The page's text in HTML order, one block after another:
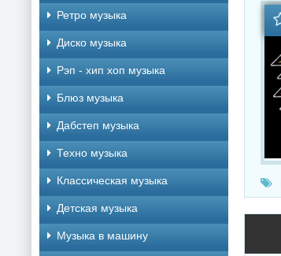
Ретро музыка
Диско музыка
Рэп - хип хоп музыка
Блюз музыка
Дабстеп музыка
Техно музыка
Классическая музыка
Детская музыка
Музыка в машину